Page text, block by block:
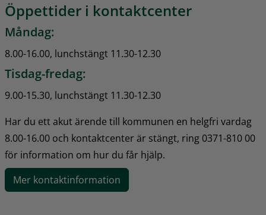
Öppettider i kontaktcenter
Måndag:
8.00-16.00, lunchstängt 11.30-12.30
Tisdag-fredag:
9.00-15.30, lunchstängt 11.30-12.30
Har du ett akut ärende till kommunen en helgfri vardag
8.00-16.00 och kontaktcenter är stängt, ring 0371-810 00
för information om hur du får hjälp.
Mer kontaktinformation